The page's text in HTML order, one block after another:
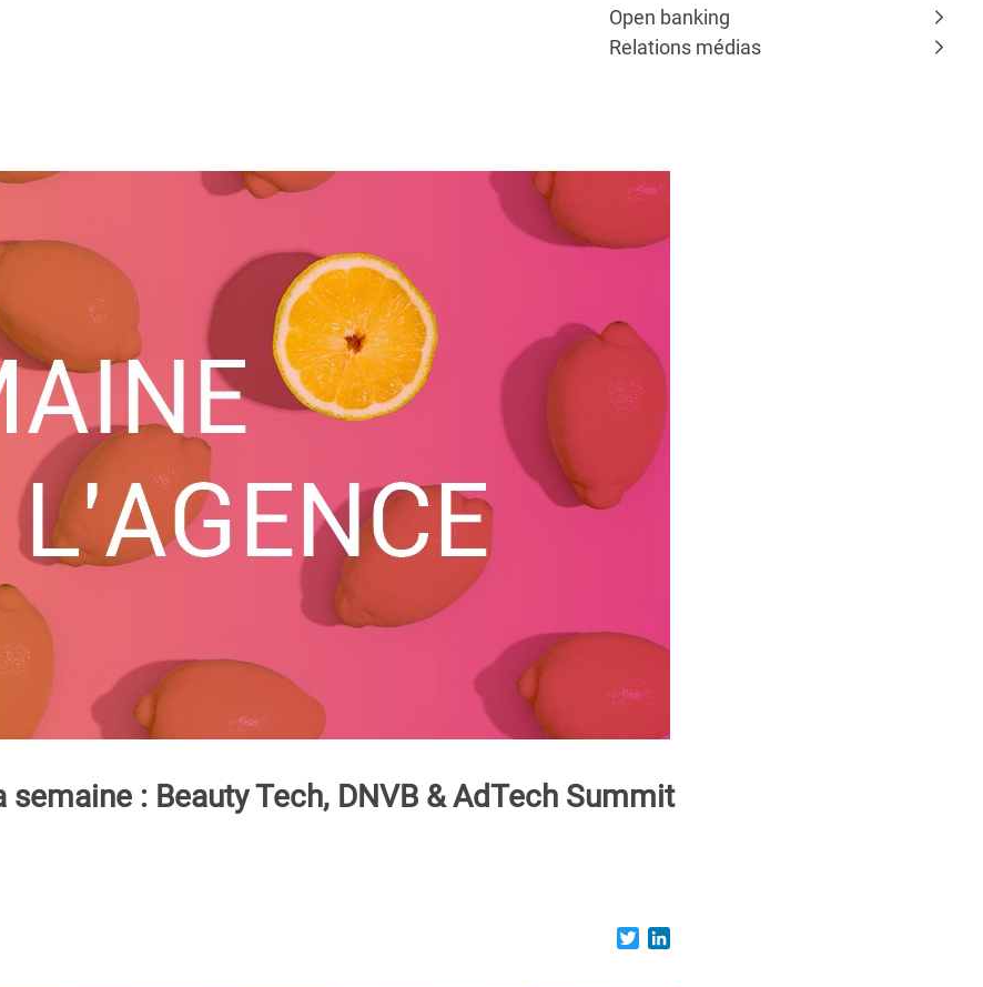
Open banking
Relations médias
: Beauty Tech, DNVB & AdTech Summit
Twitter